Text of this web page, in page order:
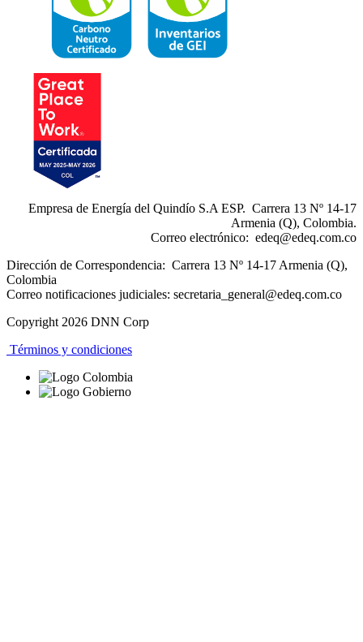
Empresa de Energía del Quindío S.A ESP. Carrera 13 Nº 14-17
Armenia (Q), Colombia.
Correo electrónico: edeq@edeq.com.co
Dirección de Correspondencia: Carrera 13 Nº 14-17 Armenia (Q),
Colombia
Correo notificaciones judiciales: secretaria_general@edeq.com.co
Copyright 2026 DNN Corp
Términos y condiciones